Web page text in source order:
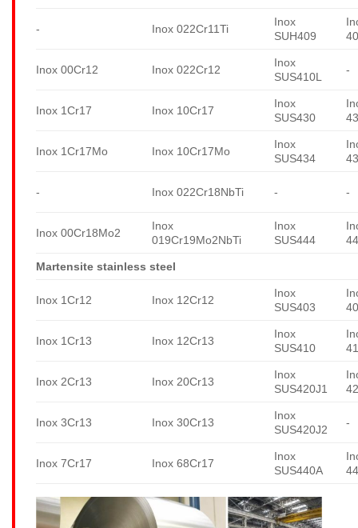
- Inox 022Cr11Ti
Inox
SUH409
Inox 00Cr12 Inox 022Cr12
Inox
SUS410L
-
Inox 1Cr17 Inox 10Cr17
Inox
SUS430
Inox 1Cr17Mo Inox 10Cr17Mo
Inox
SUS434
- Inox 022Cr18NbTi - -
Inox 00Cr18Mo2
Inox
019Cr19Mo2NbTi
Inox
SUS444
Martensite stainless steel
Inox 1Cr12 Inox 12Cr12
Inox
SUS403
Inox 1Cr13 Inox 12Cr13
Inox
SUS410
Inox 2Cr13 Inox 20Cr13
Inox
SUS420J1
Inox 3Cr13 Inox 30Cr13
Inox
SUS420J2
-
Inox 7Cr17 Inox 68Cr17
Inox
SUS440A